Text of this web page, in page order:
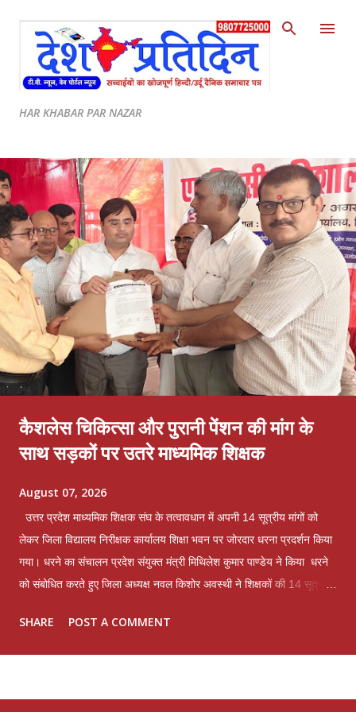
Skip to main content
HAR KHABAR PAR NAZAR
कैशलेस चिकित्सा और पुरानी पेंशन की मांग के
साथ सड़कों पर उतरे माध्यमिक शिक्षक
August 07, 2026
उत्तर प्रदेश माध्यमिक शिक्षक संघ के तत्वावधान में अपनी 14 सूत्रीय मांगों को
लेकर जिला विद्यालय निरीक्षक कार्यालय शिक्षा भवन पर जोरदार धरना प्रदर्शन किया
गया। धरने का संचालन प्रदेश संयुक्त मंत्री मिथिलेश कुमार पाण्डेय ने किया धरने
को संबोधित करते हुए जिला अध्यक्ष नवल किशोर अवस्थी ने शिक्षकों की 14 सूत्रीय
संरक्षक भगवान शंकर त्रिवेदी ने कहा कि लखनऊ मांटेसरी इंटर कॉलेज में व्यक्तिगत
SHARE POST A COMMENT